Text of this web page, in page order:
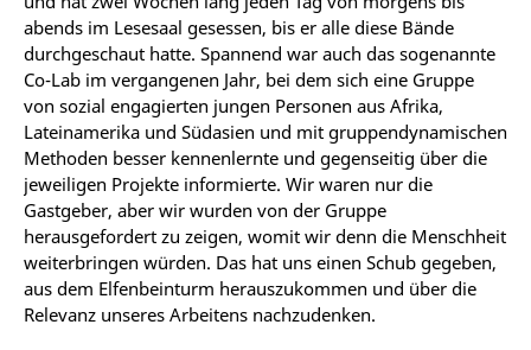
abends im Lesesaal gesessen, bis er alle diese Bände
durchgeschaut hatte. Spannend war auch das sogenannte
Co-Lab im vergangenen Jahr, bei dem sich eine Gruppe
von sozial engagierten jungen Personen aus Afrika,
Lateinamerika und Südasien und mit gruppendynamischen
Methoden besser kennenlernte und gegenseitig über die
jeweiligen Projekte informierte. Wir waren nur die
Gastgeber, aber wir wurden von der Gruppe
herausgefordert zu zeigen, womit wir denn die Menschheit
weiterbringen würden. Das hat uns einen Schub gegeben,
aus dem Elfenbeinturm herauszukommen und über die
Relevanz unseres Arbeitens nachzudenken.